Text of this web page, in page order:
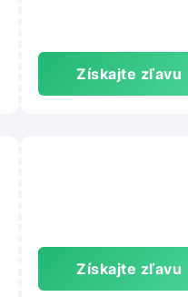
Získajte zľavu
Získajte zľavu